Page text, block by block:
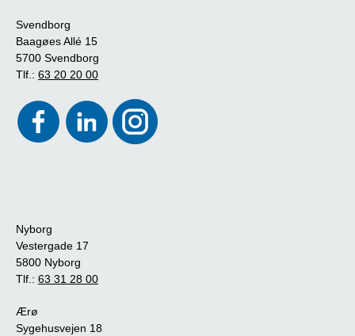
Svendborg
Baagøes Allé 15
5700 Svendborg
Tlf.: 63 20 20 00
Nyborg
Vestergade 17
5800 Nyborg
Tlf.: 63 31 28 00
Ærø
Sygehusvejen 18